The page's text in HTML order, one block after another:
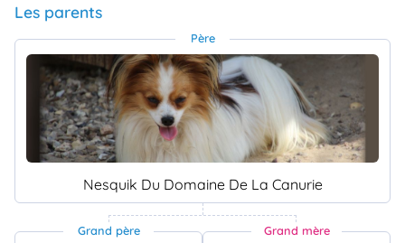
Les parents
Père
Nesquik Du Domaine De La Canurie
Grand père Grand mère